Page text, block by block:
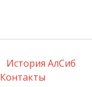
История АлСиб
Контакты